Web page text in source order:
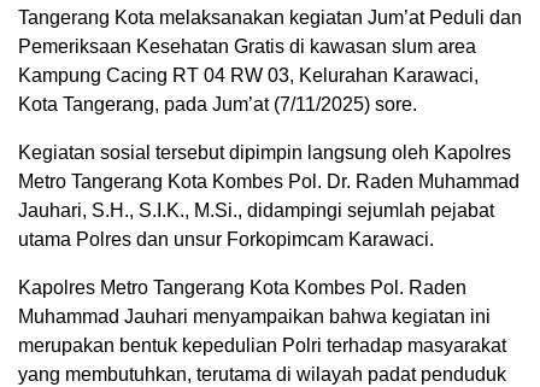
Tangerang Kota melaksanakan kegiatan Jum’at Peduli dan
Pemeriksaan Kesehatan Gratis di kawasan slum area
Kampung Cacing RT 04 RW 03, Kelurahan Karawaci,
Kota Tangerang, pada Jum’at (7/11/2025) sore.
Kegiatan sosial tersebut dipimpin langsung oleh Kapolres
Metro Tangerang Kota Kombes Pol. Dr. Raden Muhammad
Jauhari, S.H., S.I.K., M.Si., didampingi sejumlah pejabat
utama Polres dan unsur Forkopimcam Karawaci.
Kapolres Metro Tangerang Kota Kombes Pol. Raden
Muhammad Jauhari menyampaikan bahwa kegiatan ini
merupakan bentuk kepedulian Polri terhadap masyarakat
yang membutuhkan, terutama di wilayah padat penduduk